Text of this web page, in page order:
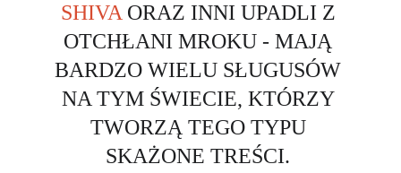
SHIVA ORAZ INNI UPADLI Z
OTCHŁANI MROKU - MAJĄ
BARDZO WIELU SŁUGUSÓW
NA TYM ŚWIECIE, KTÓRZY
TWORZĄ TEGO TYPU
SKAŻONE TREŚCI.